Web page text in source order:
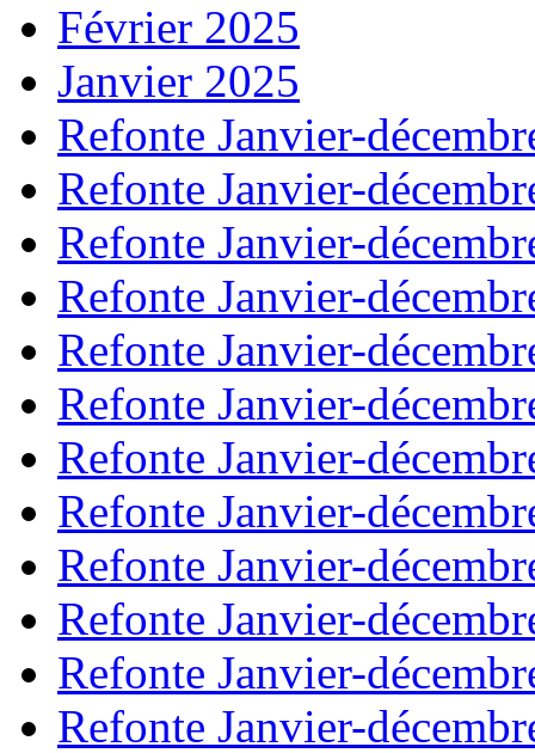
Février 2025
Janvier 2025
Refonte Janvier-
Refonte Janvier-
Refonte Janvier-
Refonte Janvier-
Refonte Janvier-
Refonte Janvier-
Refonte Janvier-
Refonte Janvier-
Refonte Janvier-
Refonte Janvier-
Refonte Janvier-
Refonte Janvier-